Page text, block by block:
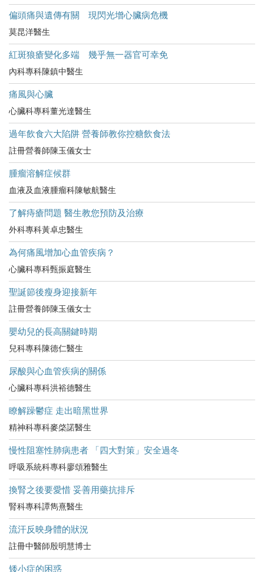
偏頭痛與遺傳有關 現閃光增心臟病危機
莫昆洋醫生
紅斑狼瘡變化多端 幾乎無一器官可幸免
內科專科陳鎮中醫生
痛風與心臟
心臟科專科董光達醫生
過年飲食六大陷阱 營養師教你控糖飲食法
註冊營養師陳玉儀女士
腫瘤溶解症候群
血液及血液腫瘤科陳敏航醫生
了解痔瘡問題 醫生教您預防及治療
外科專科黃卓忠醫生
為何痛風增加心血管疾病？
心臟科專科甄振庭醫生
聖誕節後瘦身迎接新年
註冊營養師陳玉儀女士
嬰幼兒的長高關鍵時期
兒科專科陳德仁醫生
尿酸與心血管疾病的關係
心臟科專科洪裕德醫生
瞭解躁鬱症 走出暗黑世界
精神科專科麥棨諾醫生
慢性阻塞性肺病患者 「四大對策」安全過冬
呼吸系統科專科廖頌雅醫生
換腎之後要愛惜 妥善用藥抗排斥
腎科專科譚雋熹醫生
流汗反映身體的狀況
註冊中醫師殷明慧博士
矮小症的困惑